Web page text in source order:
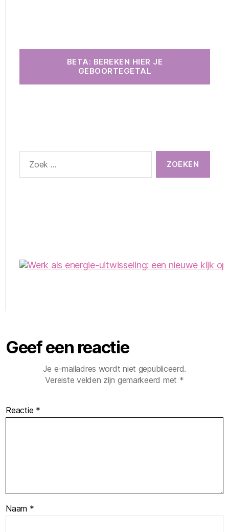
BETA: BEREKEN HIER JE
GEBOORTEGETAL
naar:
Geef een reactie
Je e-mailadres wordt niet gepubliceerd.
Vereiste velden zijn gemarkeerd met *
Reactie *
Naam *